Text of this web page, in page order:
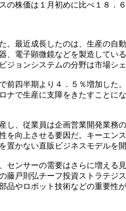
の株価は１月初めに比べ１８
。最近成長したのは、生産の
、電子顕微鏡などを製造して
ョンシステムの分野は市場シェ
前四半期より４．５％増加し
ナで生産に支障をきたすこと
し、従業員は企画営業開発業
を向上させる要因だ。キーエ
かない直販ビジネスモデルを
センサーの需要はさらに増え
藤戸則弘チーフ投資ストラテ
やロボット技術などの重要性